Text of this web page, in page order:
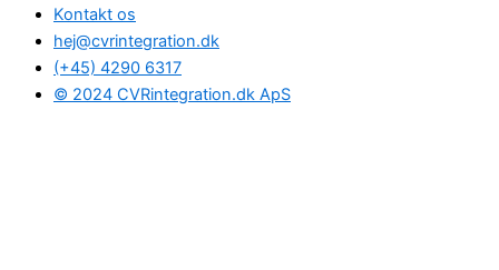
Kontakt os
hej@cvrintegration.dk
(+45) 4290 6317
© 2024 CVRintegration.dk ApS